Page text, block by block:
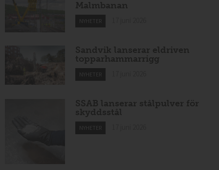
Malmbanan
NYHETER
Sandvik lanserar eldriven
topparhammarrigg
NYHETER
SSAB lanserar stålpulver för
skyddsstål
NYHETER